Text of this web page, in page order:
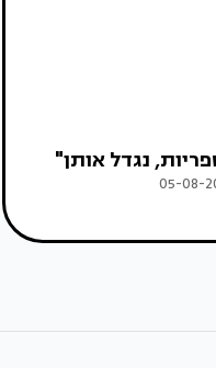
נגדל אותן"
05-08-